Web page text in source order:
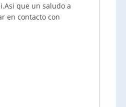
que un saludo a
en contacto con